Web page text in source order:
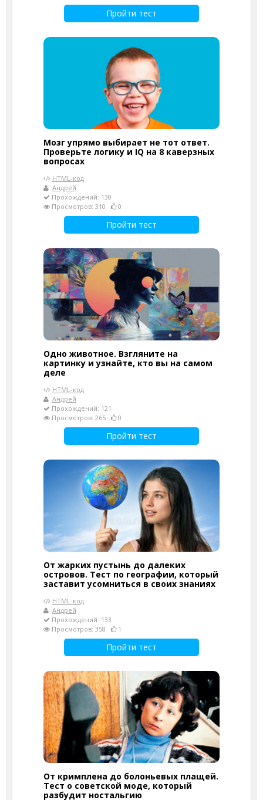
Пройти тест
Мозг упрямо выбирает не тот ответ.
Проверьте логику и IQ на 8 каверзных
вопросах
HTML-код
Андрей
Прохождений: 130
Просмотров: 310
0
Пройти тест
Одно животное. Взгляните на
картинку и узнайте, кто вы на самом
деле
HTML-код
Андрей
Прохождений: 121
Просмотров: 265
0
Пройти тест
От жарких пустынь до далеких
островов. Тест по географии, который
заставит усомниться в своих знаниях
HTML-код
Андрей
Прохождений: 133
Просмотров: 358
1
Пройти тест
От кримплена до болоньевых плащей.
Тест о советской моде, который
разбудит ностальгию